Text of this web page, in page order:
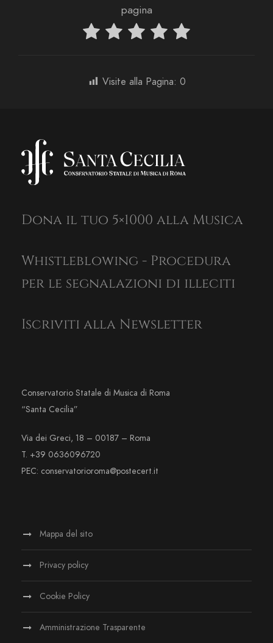
pagina
Visite alla Pagina: 0
Dona il tuo 5×1000 alla Musica
Whistleblowing - Procedura
per le segnalazioni di illeciti
Iscriviti alla Newsletter
Conservatorio Statale di Musica di Roma
“Santa Cecilia”
Via dei Greci, 18 – 00187 – Roma
T. +39 0636096720
PEC: conservatorioroma@postecert.it
Mappa del sito
Privacy policy
Cookie Policy
Amministrazione Trasparente